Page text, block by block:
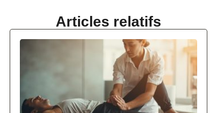
Articles relatifs